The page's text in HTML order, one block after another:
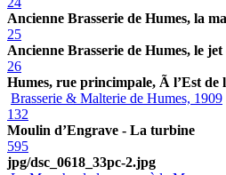
Ancienne Brasserie de Humes, la
25
Ancienne Brasserie de Humes, le jet
26
Humes, rue princimpale, Ã l’Est de
Brasserie & Malterie de Humes, 1909
132
Moulin d’Engrave - La turbine
595
jpg/dsc_0618_33pc-2.jpg